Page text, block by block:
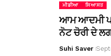
ਮੀਡੀਆ ਸਿਆਸਤ
ਆਮ ਆਦਮੀ
ਨੋਟ ਚੋਰੀ ਦੇ
Suhi Saver